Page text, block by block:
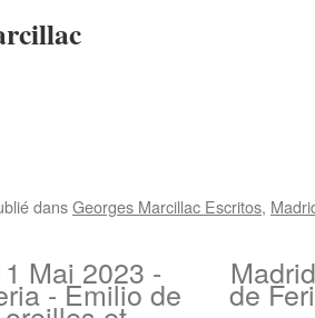
dansGeorges Marcillac Escritos,
Mai 2023 -
- Emilio de de